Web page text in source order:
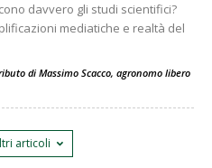
davvero gli studi scientifici?
mediatiche e realtà del
di Massimo Scacco, agronomo libero
articoli